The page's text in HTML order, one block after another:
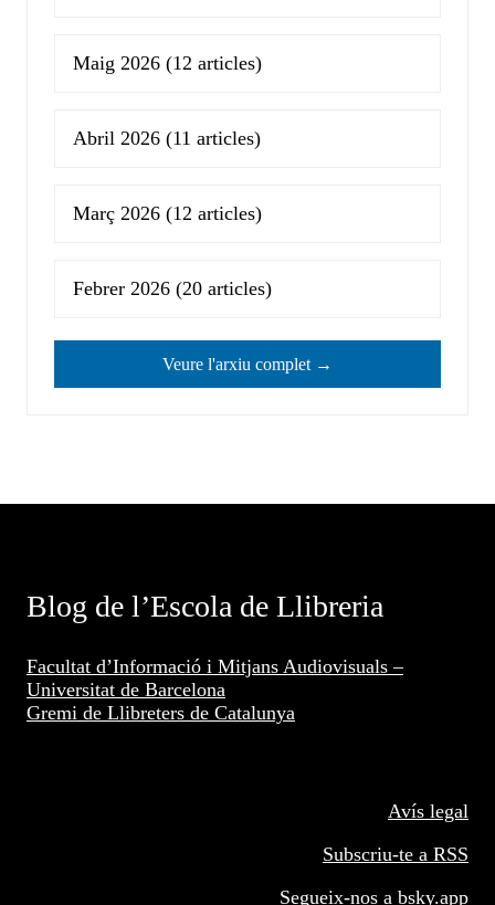
Maig 2026 (12 articles)
Abril 2026 (11 articles)
Març 2026 (12 articles)
Febrer 2026 (20 articles)
Veure l'arxiu complet →
Blog de l’Escola de Llibreria
Facultat d’Informació i Mitjans Audiovisuals –
Universitat de Barcelona
Gremi de Llibreters de Catalunya
Avís legal
Subscriu-te a RSS
Segueix-nos a bsky.app